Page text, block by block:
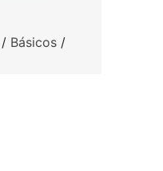
/ Básicos /